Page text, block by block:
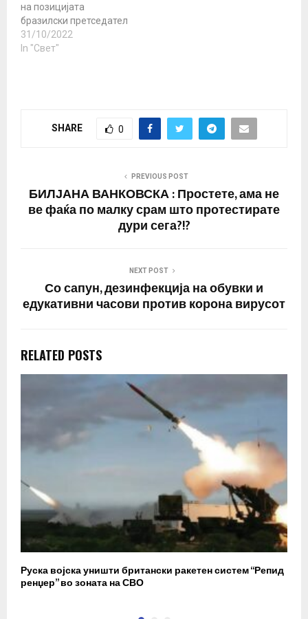
на позицијата
бразилски претседател
пред да биде посрамен
во корупциски скандал,
љубезно го нарекуваат,
31/10/2022
In "Свет"
SHARE 0
PREVIOUS POST
БИЛЈАНА ВАНКОВСКА : Простете, ама не
ве фаќа по малку срам што протестирате
дури сега?!?
NEXT POST
Со сапун, дезинфекција на обувки и
едукативни часови против корона вирусот
RELATED POSTS
Руска војска уништи британски ракетен систем “Репид
ренџер” во зоната на СВО